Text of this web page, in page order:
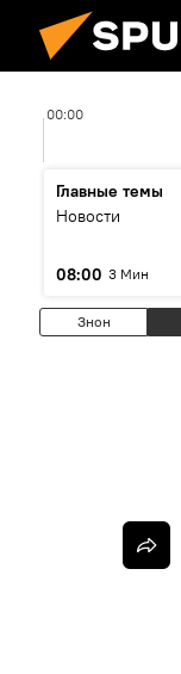
00:00
Главные темы
Новости
08:00 3 Мин
Знон